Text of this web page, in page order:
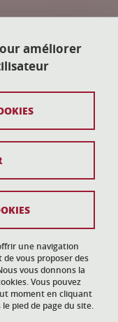
améliorer
une navigation
vous proposer des
vous donnons la
Vous pouvez
moment en cliquant
pied de page du site.